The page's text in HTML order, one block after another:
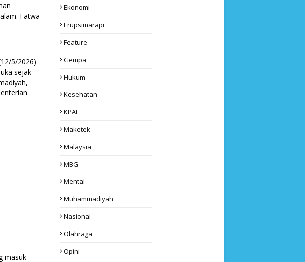
Fatwa
5/2026)
sejak
masuk
Ekonomi
Erupsimarapi
Feature
Gempa
Hukum
Kesehatan
KPAI
Maketek
Malaysia
MBG
Mental
Muhammadiyah
Nasional
Olahraga
Opini